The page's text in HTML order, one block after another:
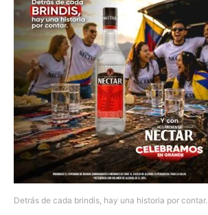
Detrás de cada brindis, hay una historia por contar.